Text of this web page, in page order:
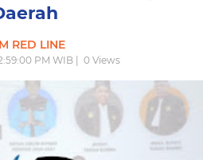
RED LINE
PM WIB | 0Views